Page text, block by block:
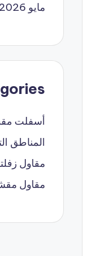
مايو 2026
أسفلت
المناطق
مقاول
مقاول